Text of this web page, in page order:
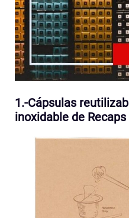
1.-Cápsulas
inoxidable de Recaps